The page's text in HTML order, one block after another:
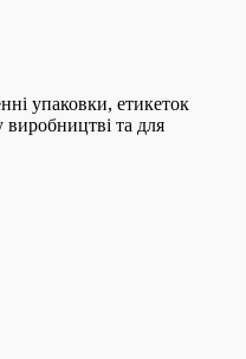
упаковки, етикеток
та для